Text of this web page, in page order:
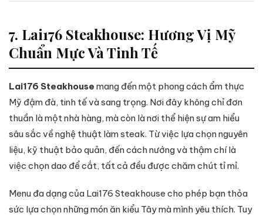
7. Lai176 Steakhouse: Hương Vị Mỹ
Chuẩn Mực Và Tinh Tế
Lai176 Steakhouse mang đến một phong cách ẩm thực
Mỹ đậm đà, tinh tế và sang trọng. Nơi đây không chỉ đơn
thuần là một nhà hàng, mà còn là nơi thể hiện sự am hiểu
sâu sắc về nghệ thuật làm steak. Từ việc lựa chọn nguyên
liệu, kỹ thuật bảo quản, đến cách nướng và thậm chí là
việc chọn dao để cắt, tất cả đều được chăm chút tỉ mỉ.
Menu đa dạng của Lai176 Steakhouse cho phép bạn thỏa
sức lựa chọn những món ăn kiểu Tây mà mình yêu thích. Tuy